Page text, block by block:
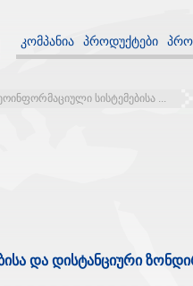
კომპანია პროდუქტები
სისტემებისა ...
და დისტანციური